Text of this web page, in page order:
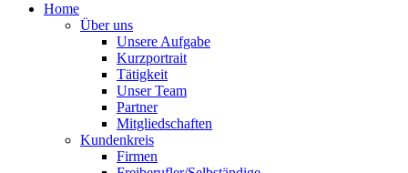
Home
Über uns
Unsere Aufgabe
Kurzportrait
Tätigkeit
Unser Team
Partner
Mitgliedschaften
Kundenkreis
Firmen